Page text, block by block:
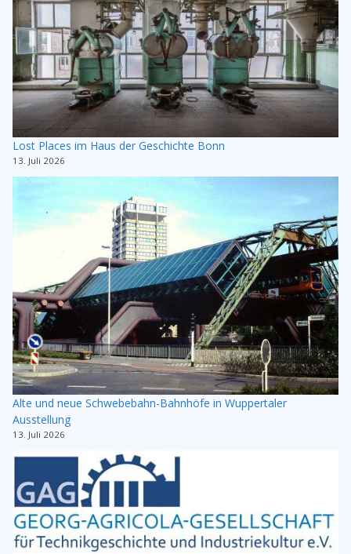
Lost Places im Haus der Geschichte Bonn
13. Juli 2026
Alte und neue Schwebebahn-Bahnhöfe in Wuppertaler
Ausstellung
13. Juli 2026